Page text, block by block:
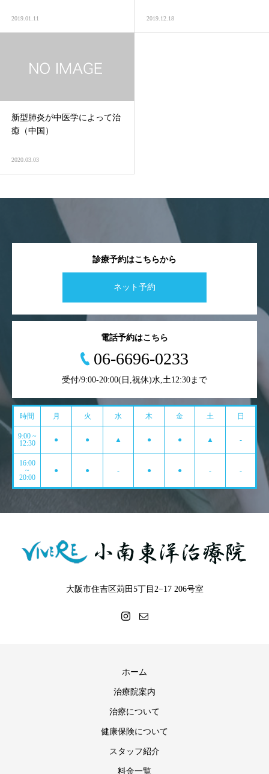
2019.01.11 2019.12.18
新型肺炎が中医学によって治
癒（中国）
2020.03.03
診療予約はこちらから
ネット予約
電話予約はこちら
06-6696-0233
受付/9:00-20:00(日,祝休)水,土12:30まで
時間 月 火 水 木 金 土 日
9:00 ~
12:30
● ● ▲ ● ● ▲ -
16:00
~
20:00
● ● - ● ● - -
大阪市住吉区苅田5丁目2−17 206号室
ホーム
治療院案内
治療について
健康保険について
スタッフ紹介
料金一覧